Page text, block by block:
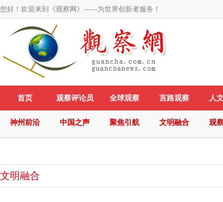
您好！欢迎来到《观察网》——为世界创新者服务！
首页 观察评论员 全球观察 言路观察 人
神州前沿 中国之声 聚焦引航 文明融合 观
文明融合